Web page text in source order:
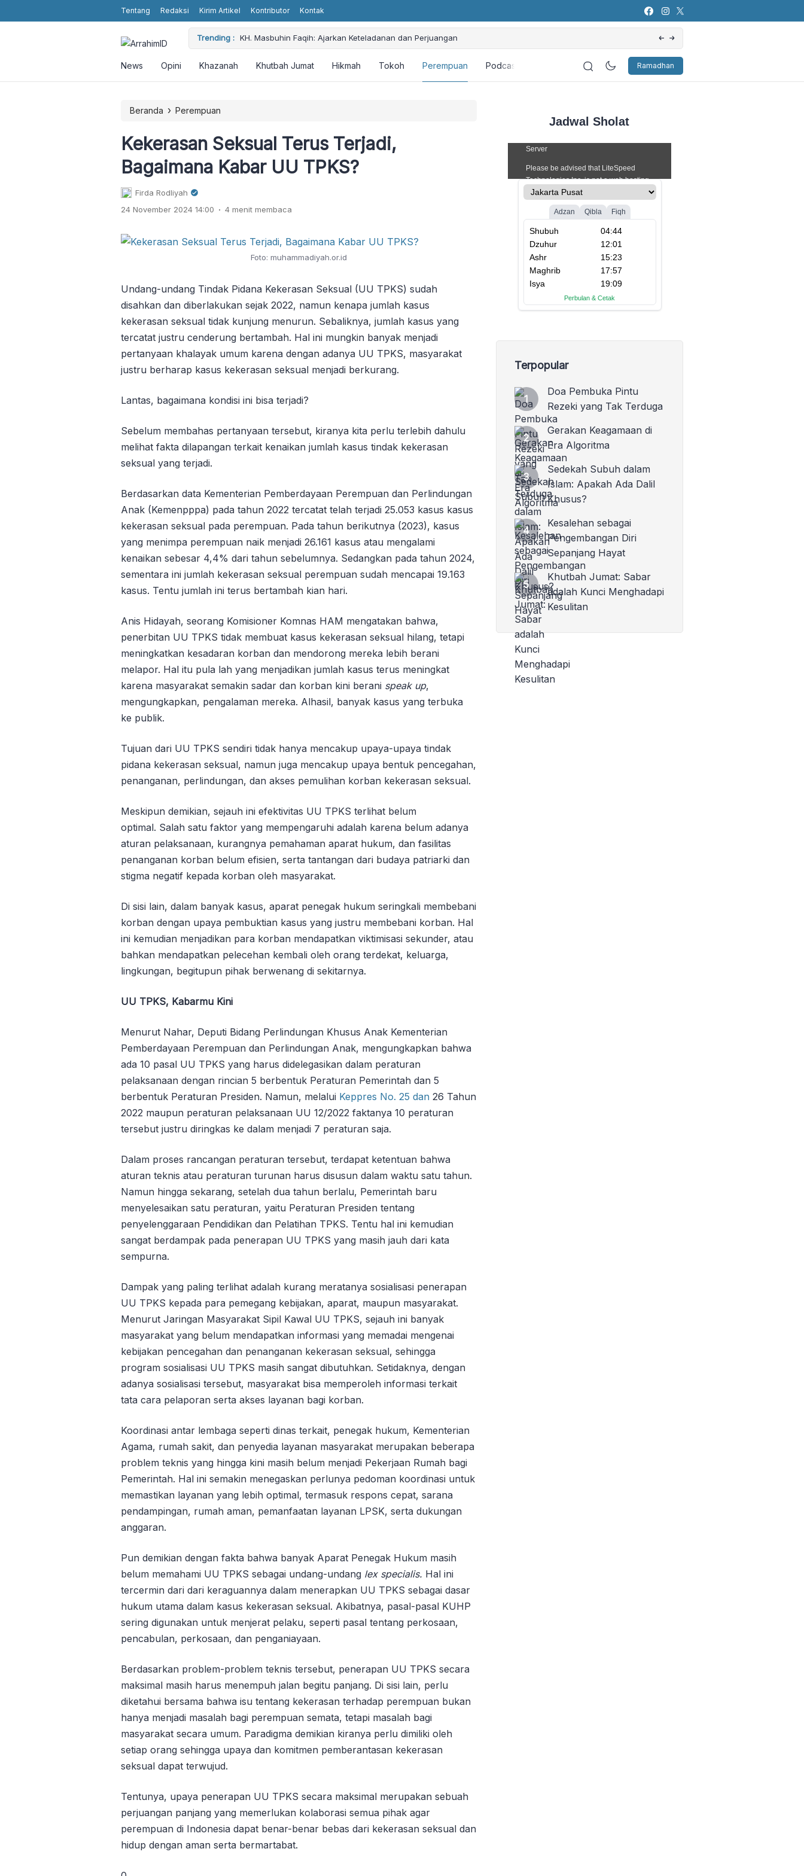
Tentang Redaksi Kirim Artikel Kontributor Kontak
Trending :
Religious Values without Religious Attributes in the Showbiz KH. Masbuhin Faqih: Ajarkan Keteladanan dan Perjuangan Artificial Intelligence (AI): Bagaimana
Ramadhan
News Opini Khazanah Khutbah Jumat Hikmah Tokoh Perempuan Podcast
Beranda › Perempuan
Kekerasan Seksual Terus Terjadi,
Bagaimana Kabar UU TPKS?
Firda Rodliyah
24 November 2024 14:00 . 4 menit membaca
Foto: muhammadiyah.or.id
Undang-undang Tindak Pidana Kekerasan Seksual (UU TPKS) sudah
disahkan dan diberlakukan sejak 2022, namun kenapa jumlah kasus
kekerasan seksual tidak kunjung menurun. Sebaliknya, jumlah kasus yang
tercatat justru cenderung bertambah. Hal ini mungkin banyak menjadi
pertanyaan khalayak umum karena dengan adanya UU TPKS, masyarakat
justru berharap kasus kekerasan seksual menjadi berkurang.
Lantas, bagaimana kondisi ini bisa terjadi?
Sebelum membahas pertanyaan tersebut, kiranya kita perlu terlebih dahulu
melihat fakta dilapangan terkait kenaikan jumlah kasus tindak kekerasan
seksual yang terjadi.
Berdasarkan data Kementerian Pemberdayaan Perempuan dan Perlindungan
Anak (Kemenpppa) pada tahun 2022 tercatat telah terjadi 25.053 kasus kasus
kekerasan seksual pada perempuan. Pada tahun berikutnya (2023), kasus
yang menimpa perempuan naik menjadi 26.161 kasus atau mengalami
kenaikan sebesar 4,4% dari tahun sebelumnya. Sedangkan pada tahun 2024,
sementara ini jumlah kekerasan seksual perempuan sudah mencapai 19.163
kasus. Tentu jumlah ini terus bertambah kian hari.
Anis Hidayah, seorang Komisioner Komnas HAM mengatakan bahwa,
penerbitan UU TPKS tidak membuat kasus kekerasan seksual hilang, tetapi
meningkatkan kesadaran korban dan mendorong mereka lebih berani
melapor. Hal itu pula lah yang menjadikan jumlah kasus terus meningkat
karena masyarakat semakin sadar dan korban kini berani speak up,
mengungkapkan, pengalaman mereka. Alhasil, banyak kasus yang terbuka
ke publik.
Tujuan dari UU TPKS sendiri tidak hanya mencakup upaya-upaya tindak
pidana kekerasan seksual, namun juga mencakup upaya bentuk pencegahan,
penanganan, perlindungan, dan akses pemulihan korban kekerasan seksual.
Meskipun demikian, sejauh ini efektivitas UU TPKS terlihat belum
optimal. Salah satu faktor yang mempengaruhi adalah karena belum adanya
aturan pelaksanaan, kurangnya pemahaman aparat hukum, dan fasilitas
penanganan korban belum efisien, serta tantangan dari budaya patriarki dan
stigma negatif kepada korban oleh masyarakat.
Di sisi lain, dalam banyak kasus, aparat penegak hukum seringkali membebani
korban dengan upaya pembuktian kasus yang justru membebani korban. Hal
ini kemudian menjadikan para korban mendapatkan viktimisasi sekunder, atau
bahkan mendapatkan pelecehan kembali oleh orang terdekat, keluarga,
lingkungan, begitupun pihak berwenang di sekitarnya.
UU TPKS, Kabarmu Kini
Menurut Nahar, Deputi Bidang Perlindungan Khusus Anak Kementerian
Pemberdayaan Perempuan dan Perlindungan Anak, mengungkapkan bahwa
ada 10 pasal UU TPKS yang harus didelegasikan dalam peraturan
pelaksanaan dengan rincian 5 berbentuk Peraturan Pemerintah dan 5
berbentuk Peraturan Presiden. Namun, melalui Keppres No. 25 dan 26 Tahun
2022 maupun peraturan pelaksanaan UU 12/2022 faktanya 10 peraturan
tersebut justru diringkas ke dalam menjadi 7 peraturan saja.
Dalam proses rancangan peraturan tersebut, terdapat ketentuan bahwa
aturan teknis atau peraturan turunan harus disusun dalam waktu satu tahun.
Namun hingga sekarang, setelah dua tahun berlalu, Pemerintah baru
menyelesaikan satu peraturan, yaitu Peraturan Presiden tentang
penyelenggaraan Pendidikan dan Pelatihan TPKS. Tentu hal ini kemudian
sangat berdampak pada penerapan UU TPKS yang masih jauh dari kata
sempurna.
Dampak yang paling terlihat adalah kurang meratanya sosialisasi penerapan
UU TPKS kepada para pemegang kebijakan, aparat, maupun masyarakat.
Menurut Jaringan Masyarakat Sipil Kawal UU TPKS, sejauh ini banyak
masyarakat yang belum mendapatkan informasi yang memadai mengenai
kebijakan pencegahan dan penanganan kekerasan seksual, sehingga
program sosialisasi UU TPKS masih sangat dibutuhkan. Setidaknya, dengan
adanya sosialisasi tersebut, masyarakat bisa memperoleh informasi terkait
tata cara pelaporan serta akses layanan bagi korban.
Koordinasi antar lembaga seperti dinas terkait, penegak hukum, Kementerian
Agama, rumah sakit, dan penyedia layanan masyarakat merupakan beberapa
problem teknis yang hingga kini masih belum menjadi Pekerjaan Rumah bagi
Pemerintah. Hal ini semakin menegaskan perlunya pedoman koordinasi untuk
memastikan layanan yang lebih optimal, termasuk respons cepat, sarana
pendampingan, rumah aman, pemanfaatan layanan LPSK, serta dukungan
anggaran.
Pun demikian dengan fakta bahwa banyak Aparat Penegak Hukum masih
belum memahami UU TPKS sebagai undang-undang lex specialis. Hal ini
tercermin dari dari keraguannya dalam menerapkan UU TPKS sebagai dasar
hukum utama dalam kasus kekerasan seksual. Akibatnya, pasal-pasal KUHP
sering digunakan untuk menjerat pelaku, seperti pasal tentang perkosaan,
pencabulan, perkosaan, dan penganiayaan.
Berdasarkan problem-problem teknis tersebut, penerapan UU TPKS secara
maksimal masih harus menempuh jalan begitu panjang. Di sisi lain, perlu
diketahui bersama bahwa isu tentang kekerasan terhadap perempuan bukan
hanya menjadi masalah bagi perempuan semata, tetapi masalah bagi
masyarakat secara umum. Paradigma demikian kiranya perlu dimiliki oleh
setiap orang sehingga upaya dan komitmen pemberantasan kekerasan
seksual dapat terwujud.
Tentunya, upaya penerapan UU TPKS secara maksimal merupakan sebuah
perjuangan panjang yang memerlukan kolaborasi semua pihak agar
perempuan di Indonesia dapat benar-benar bebas dari kekerasan seksual dan
hidup dengan aman serta bermartabat.
Jadwal Sholat
Terpopular
Doa Pembuka Pintu
Rezeki yang Tak Terduga
Gerakan Keagamaan di
Era Algoritma
Sedekah Subuh dalam
Islam: Apakah Ada Dalil
Khusus?
Kesalehan sebagai
Pengembangan Diri
Sepanjang Hayat
Khutbah Jumat: Sabar
adalah Kunci Menghadapi
Kesulitan